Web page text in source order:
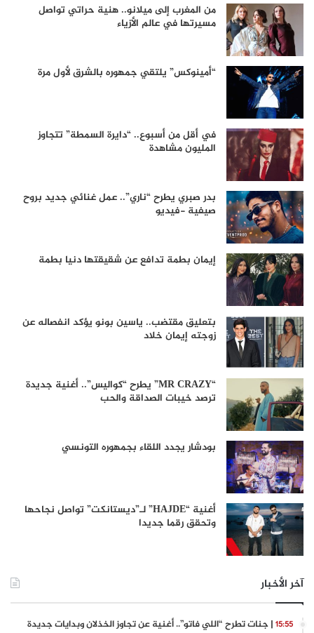
من المغرب إلى ميلانو.. هنية حراتي تواصل
مسيرتها في عالم الأزياء
“أمينوكس” يلتقي جمهوره بالشرق لأول مرة
في أقل من أسبوع.. “دايرة السمطة” تتجاوز
المليون مشاهدة
بدر صبري يطرح “ناري”.. عمل غنائي جديد بروح
صيفية -فيديو
إيمان بطمة تدافع عن شقيقتها دنيا بطمة
بتعليق مقتضب.. ياسين بونو يؤكد انفصاله عن
زوجته إيمان خلاد
“MR CRAZY” يطرح “كواليس”.. أغنية جديدة
ترصد خيبات الصداقة والحب
بودشار يجدد اللقاء بجمهوره التونسي
أغنية “HAJDE” لـ”ديستانكت” تواصل نجاحها
وتحقق رقما جديدا
آخر الأخبار
15:55 | جنات تطرح “اللي فاتو”.. أغنية عن تجاوز الخذلان وبدايات جديدة